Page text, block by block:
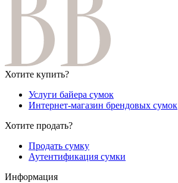
Хотите купить?
Услуги байера сумок
Интернет-магазин брендовых сумок
Хотите продать?
Продать сумку
Аутентификация сумки
Информация